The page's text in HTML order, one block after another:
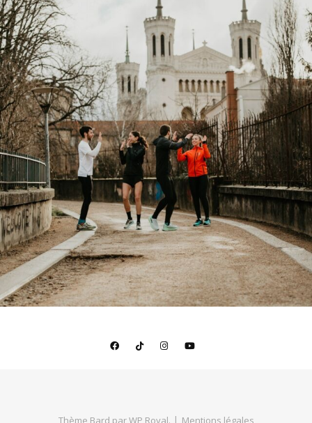
Tu souha
Thème Bard parWP Royal. Mentions légales